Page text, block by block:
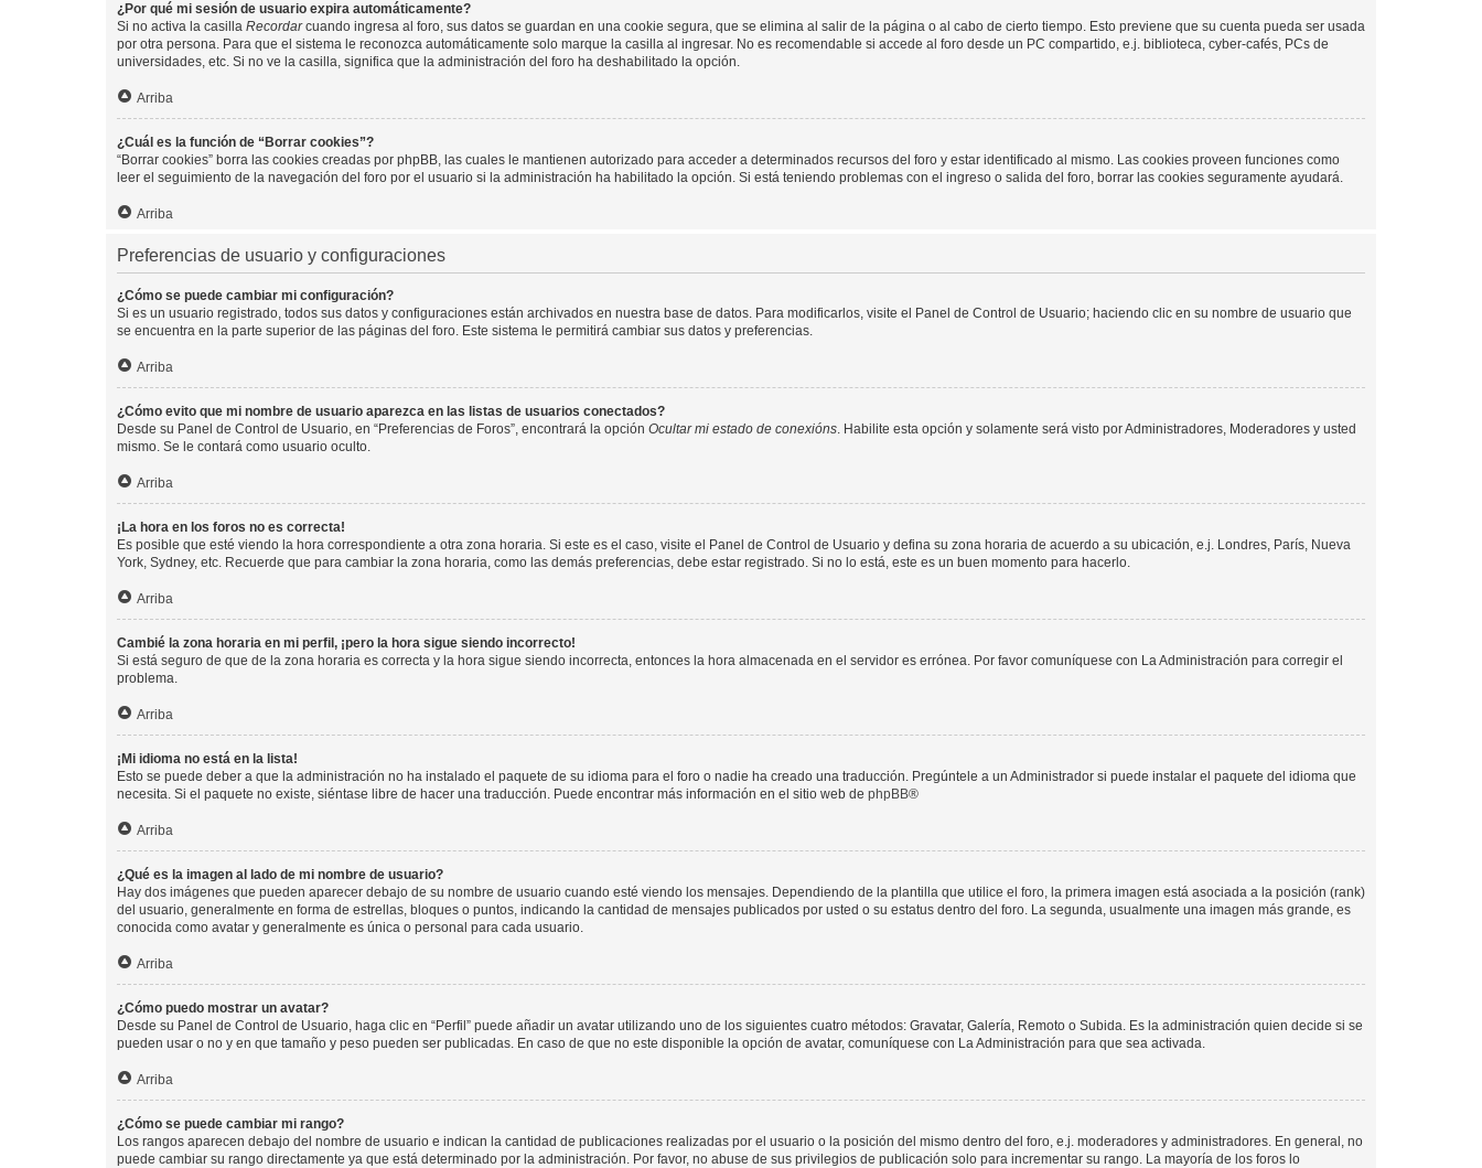
¿Por qué mi sesión de usuario expira automáticamente?
Si no activa la casilla Recordarcuando ingresa al foro, sus datos se guardan en una cookie segura, que se elimina al salir de la página o al cabo de cierto tiempo. Esto previene que su cuenta pueda ser usada
por otra persona. Para que el sistema le reconozca automáticamente solo marque la casilla al ingresar. No es recomendable si accede al foro desde un PC compartido, e.j. biblioteca, cyber-cafés, PCs de
universidades, etc. Si no ve la casilla, significa que la administración del foro ha deshabilitado la opción.
Arriba
¿Cuál es la función de “Borrar cookies”?
“Borrar cookies” borra las cookies creadas por phpBB, las cuales le mantienen autorizado para acceder a determinados recursos del foro y estar identificado al mismo. Las cookies proveen funciones como
leer el seguimiento de la navegación del foro por el usuario si la administración ha habilitado la opción. Si está teniendo problemas con el ingreso o salida del foro, borrar las cookies seguramente ayudará.
Arriba
Preferencias de usuario y configuraciones
¿Cómo se puede cambiar mi configuración?
Si es un usuario registrado, todos sus datos y configuraciones están archivados en nuestra base de datos. Para modificarlos, visite el Panel de Control de Usuario; haciendo clic en su nombre de usuario que
se encuentra en la parte superior de las páginas del foro. Este sistema le permitirá cambiar sus datos y preferencias.
Arriba
¿Cómo evito que mi nombre de usuario aparezca en las listas de usuarios conectados?
Desde su Panel de Control de Usuario, en “Preferencias de Foros”, encontrará la opción Ocultar mi estado de conexións. Habilite esta opción y solamente será visto por Administradores, Moderadores y usted
mismo. Se le contará como usuario oculto.
Arriba
¡La hora en los foros no es correcta!
Es posible que esté viendo la hora correspondiente a otra zona horaria. Si este es el caso, visite el Panel de Control de Usuario y defina su zona horaria de acuerdo a su ubicación, e.j. Londres, París, Nueva
York, Sydney, etc. Recuerde que para cambiar la zona horaria, como las demás preferencias, debe estar registrado. Si no lo está, este es un buen momento para hacerlo.
Arriba
Cambié la zona horaria en mi perfil, ¡pero la hora sigue siendo incorrecto!
Si está seguro de que de la zona horaria es correcta y la hora sigue siendo incorrecta, entonces la hora almacenada en el servidor es errónea. Por favor comuníquese con La Administración para corregir el
problema.
Arriba
¡Mi idioma no está en la lista!
Esto se puede deber a que la administración no ha instalado el paquete de su idioma para el foro o nadie ha creado una traducción. Pregúntele a un Administrador si puede instalar el paquete del idioma que
necesita. Si el paquete no existe, siéntase libre de hacer una traducción. Puede encontrar más información en el sitio web de phpBB®
Arriba
¿Qué es la imagen al lado de mi nombre de usuario?
Hay dos imágenes que pueden aparecer debajo de su nombre de usuario cuando esté viendo los mensajes. Dependiendo de la plantilla que utilice el foro, la primera imagen está asociada a la posición (rank)
del usuario, generalmente en forma de estrellas, bloques o puntos, indicando la cantidad de mensajes publicados por usted o su estatus dentro del foro. La segunda, usualmente una imagen más grande, es
conocida como avatar y generalmente es única o personal para cada usuario.
Arriba
¿Cómo puedo mostrar un avatar?
Desde su Panel de Control de Usuario, haga clic en “Perfil” puede añadir un avatar utilizando uno de los siguientes cuatro métodos: Gravatar, Galería, Remoto o Subida. Es la administración quien decide si se
pueden usar o no y en que tamaño y peso pueden ser publicadas. En caso de que no este disponible la opción de avatar, comuníquese con La Administración para que sea activada.
Arriba
¿Cómo se puede cambiar mi rango?
Los rangos aparecen debajo del nombre de usuario e indican la cantidad de publicaciones realizadas por el usuario o la posición del mismo dentro del foro, e.j. moderadores y administradores. En general, no
puede cambiar su rango directamente ya que está determinado por la administración. Por favor, no abuse de sus privilegios de publicación solo para incrementar su rango. La mayoría de los foros lo